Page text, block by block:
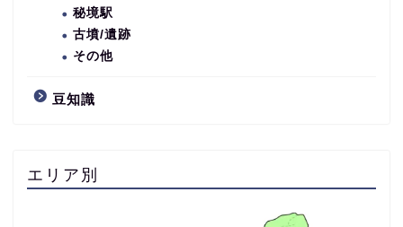
秘境駅
古墳/遺跡
その他
豆知識
エリア別